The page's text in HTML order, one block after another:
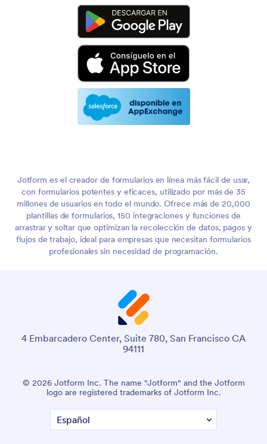
Jotform es el creador de formularios en línea más fácil de usar,
con formularios potentes y eficaces, utilizado por más de 35
millones de usuarios en todo el mundo. Ofrece más de 20,000
plantillas de formularios, 150 integraciones y funciones de
arrastrar y soltar que optimizan la recolección de datos, pagos y
flujos de trabajo, ideal para empresas que necesitan formularios
profesionales sin necesidad de programación.
4 Embarcadero Center, Suite 780, San Francisco CA
94111
© 2026 Jotform Inc. The name "Jotform" and the Jotform
logo are registered trademarks of Jotform Inc.